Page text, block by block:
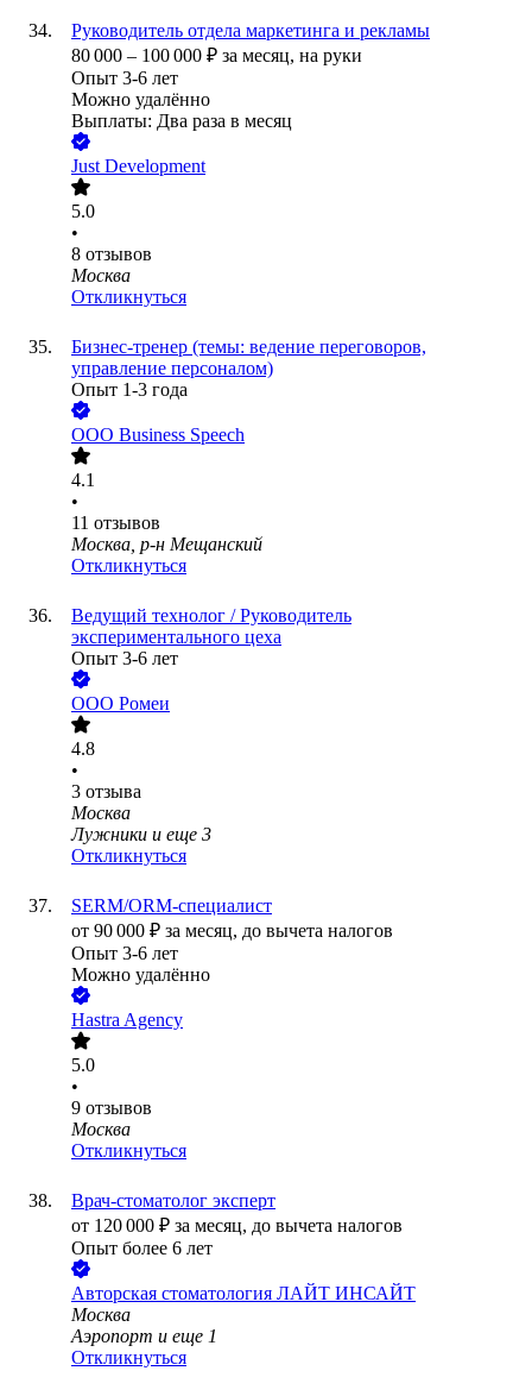
Руководитель отдела маркетинга и рекламы
80 000 – 100 000 ₽ за месяц, на руки
Опыт 3-6 лет
Можно удалённо
Выплаты: Два раза в месяц
Just Development
5.0
•
8 отзывов
Москва
Откликнуться
Бизнес-тренер (темы: ведение переговоров,
управление персоналом)
Опыт 1-3 года
ООО Business Speech
4.1
•
11 отзывов
Москва, р-н Мещанский
Откликнуться
Ведущий технолог / Руководитель
экспериментального цеха
Опыт 3-6 лет
ООО Ромеи
4.8
•
3 отзыва
Москва
Лужники и еще 3
Откликнуться
SERM/ORM-специалист
от 90 000 ₽ за месяц, до вычета налогов
Опыт 3-6 лет
Можно удалённо
Hastra Agency
5.0
•
9 отзывов
Москва
Откликнуться
Врач-стоматолог эксперт
от 120 000 ₽ за месяц, до вычета налогов
Опыт более 6 лет
Авторская стоматология ЛАЙТ ИНСАЙТ
Москва
Аэропорт и еще 1
Откликнуться